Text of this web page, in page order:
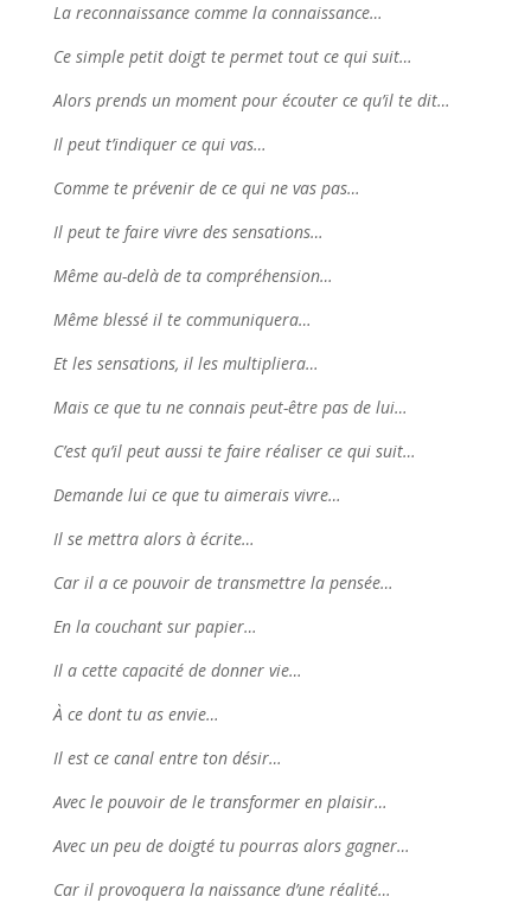
La reconnaissance comme la connaissance…
Ce simple petit doigt te permet tout ce qui suit…
Alors prends un moment pour écouter ce qu’il te dit…
Il peut t’indiquer ce qui vas…
Comme te prévenir de ce qui ne vas pas…
Il peut te faire vivre des sensations…
Même au-delà de ta compréhension…
Même blessé il te communiquera…
Et les sensations, il les multipliera…
Mais ce que tu ne connais peut-être pas de lui…
C’est qu’il peut aussi te faire réaliser ce qui suit…
Demande lui ce que tu aimerais vivre…
Il se mettra alors à écrite…
Car il a ce pouvoir de transmettre la pensée…
En la couchant sur papier…
Il a cette capacité de donner vie…
À ce dont tu as envie…
Il est ce canal entre ton désir…
Avec le pouvoir de le transformer en plaisir…
Avec un peu de doigté tu pourras alors gagner…
Car il provoquera la naissance d’une réalité…